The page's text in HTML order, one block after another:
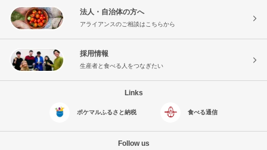
法人・自治体の方へ
アライアンスのご相談はこちらから
採用情報
生産者と食べる人をつなぎたい
Links
ポケマルふるさと納税 食べる通信
Follow us